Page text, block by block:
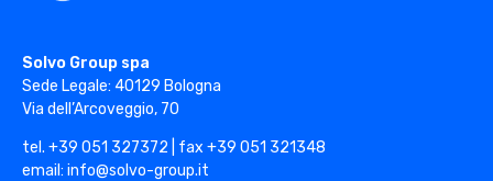
Solvo Group spa
Sede Legale: 40129 Bologna
Via dell’Arcoveggio, 70
tel. +39 051 327372 | fax +39 051 321348
email: info@solvo-group.it